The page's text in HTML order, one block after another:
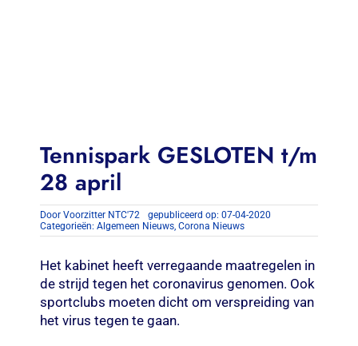
Tennispark GESLOTEN t/m
28 april
Door Voorzitter NTC'72
gepubliceerd op: 07-04-2020
Categorieën: Algemeen Nieuws, Corona Nieuws
Het kabinet heeft verregaande maatregelen in
de strijd tegen het coronavirus genomen. Ook
sportclubs moeten dicht om verspreiding van
het virus tegen te gaan.